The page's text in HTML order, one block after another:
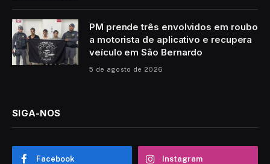
PM prende três envolvidos em roubo
a motorista de aplicativo e recupera
veículo em São Bernardo
5 de agosto de 2026
SIGA-NOS
Facebook Instagram